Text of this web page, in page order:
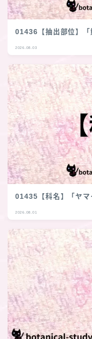
01436【抽出部位】
2026.08.03
01435【科名】「ヤ
2026.08.01
follow me
各種登録先